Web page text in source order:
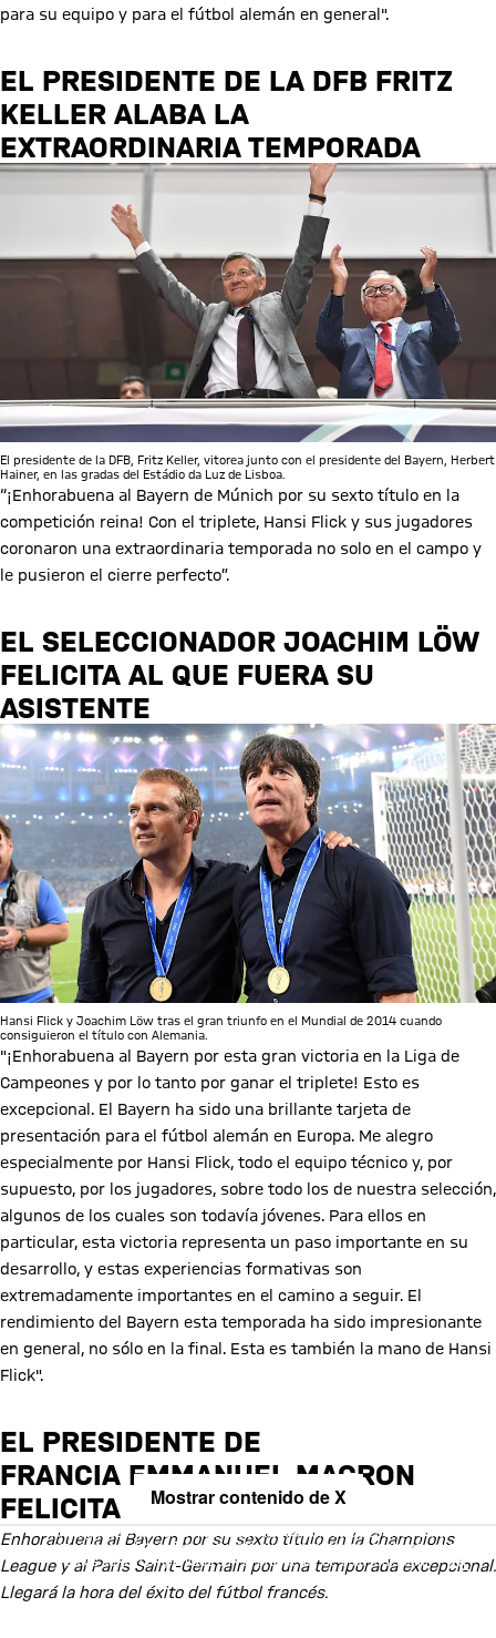
para su equipo y para el fútbol alemán en general".
EL PRESIDENTE DE LA DFB FRITZ
KELLER ALABA LA
EXTRAORDINARIA TEMPORADA
El presidente de la DFB, Fritz Keller, vitorea junto con el presidente del Bayern, Herbert
Hainer, en las gradas del Estádio da Luz de Lisboa.
“¡Enhorabuena al Bayern de Múnich por su sexto título en la
competición reina! Con el triplete, Hansi Flick y sus jugadores
coronaron una extraordinaria temporada no solo en el campo y
le pusieron el cierre perfecto”.
EL SELECCIONADOR JOACHIM LÖW
FELICITA AL QUE FUERA SU
ASISTENTE
Hansi Flick y Joachim Löw tras el gran triunfo en el Mundial de 2014 cuando
consiguieron el título con Alemania.
"¡Enhorabuena al Bayern por esta gran victoria en la Liga de
Campeones y por lo tanto por ganar el triplete! Esto es
excepcional. El Bayern ha sido una brillante tarjeta de
presentación para el fútbol alemán en Europa. Me alegro
especialmente por Hansi Flick, todo el equipo técnico y, por
supuesto, por los jugadores, sobre todo los de nuestra selección,
algunos de los cuales son todavía jóvenes. Para ellos en
particular, esta victoria representa un paso importante en su
desarrollo, y estas experiencias formativas son
extremadamente importantes en el camino a seguir. El
rendimiento del Bayern esta temporada ha sido impresionante
en general, no sólo en la final. Esta es también la mano de Hansi
Flick".
EL PRESIDENTE DE
FRANCIA EMMANUEL MACRON
FELICITA
Mostrar contenido de X
Al cargar este contenido, aceptas nuestra política de cookies para
almacenar tus datos. Ten en cuenta que al cargar este contenido, tus
datos serán compartidos con el proveedor de esta red social.
Enhorabuena al Bayern por su sexto título en la Champions
League y al Paris Saint-Germain por una temporada excepcional.
Llegará la hora del éxito del fútbol francés.